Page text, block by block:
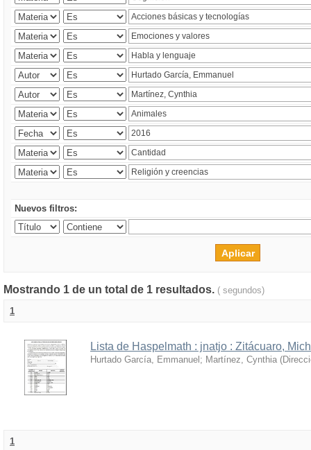
Nuevos filtros:
Mostrando 1 de un total de 1 resultados. ( segundos)
1
Lista de Haspelmath : jnatjo : Zitácuaro,
Hurtado García, Emmanuel ; Martínez, Cynthia (
1